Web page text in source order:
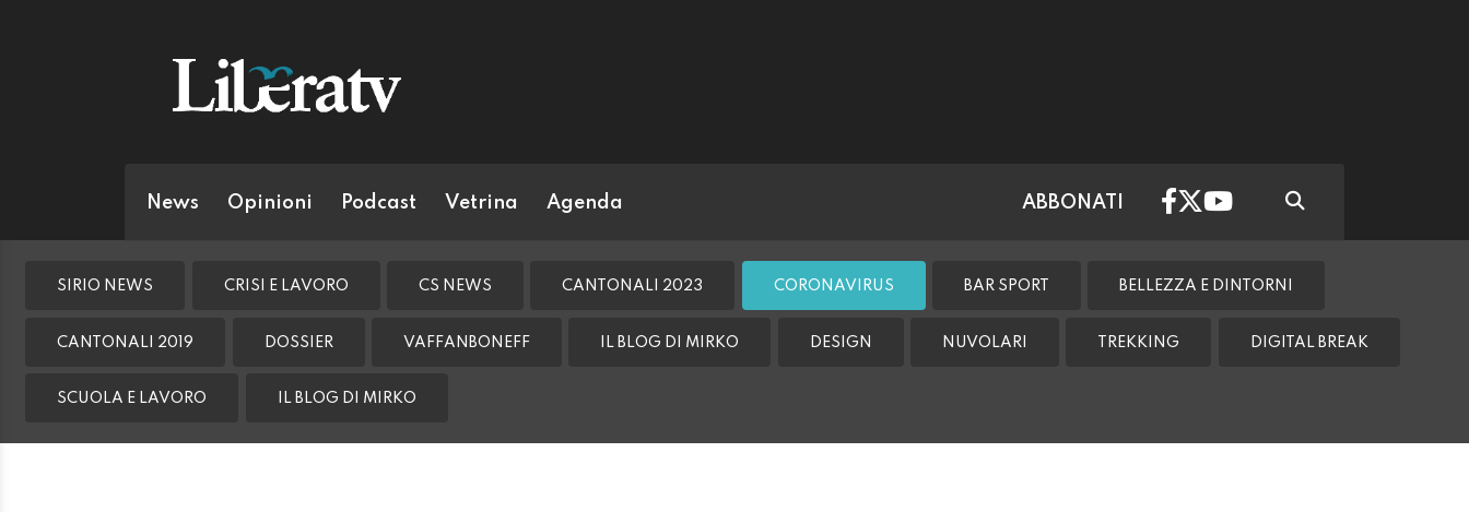
News Opinioni Podcast Vetrina Agenda ABBONATI
SIRIO NEWS CRISI E LAVORO CS NEWS CANTONALI 2023 CORONAVIRUS BAR SPORT BELLEZZA E DINTORNI
CANTONALI 2019 DOSSIER VAFFANBONEFF IL BLOG DI MIRKO DESIGN NUVOLARI TREKKING DIGITAL BREAK
SCUOLA E LAVORO IL BLOG DI MIRKO